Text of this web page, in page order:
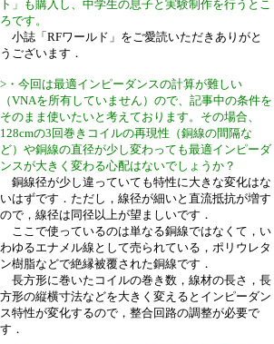
ト」も購入し、中学生の息子と実験制作を行うとこ
ろです。
小誌「RFワールド」をご愛読いただきありがと
うございます．
>・今回は最適インピーダンスの計算が難しい
（VNAを所有していません）ので、記事中の条件を
そのまま使いたいと考えております。その場合、
128cmの3回巻きコイルの再現性（銅線の間隔な
ど）や銅線の直径が少し変わっても最適インピーダ
ンスが大きく変わる心配はないでしょうか？
銅線径が少し違っていても特性に大きな変化はな
いはずです．ただし，線径が細いと直流抵抗が増す
ので，線径は同径以上が望ましいです．
ここで使っているのは単なる銅線ではなくて，い
わゆるエナメル線として売られている，ポリウレタ
ン樹脂などで絶縁被覆された銅線です．
長方形に巻いたコイルの巻き数，線材の長さ，長
方形の縦横寸法などを大きく変えるとインピーダン
ス特性が変化するので，整合回路の調整が必要で
す．